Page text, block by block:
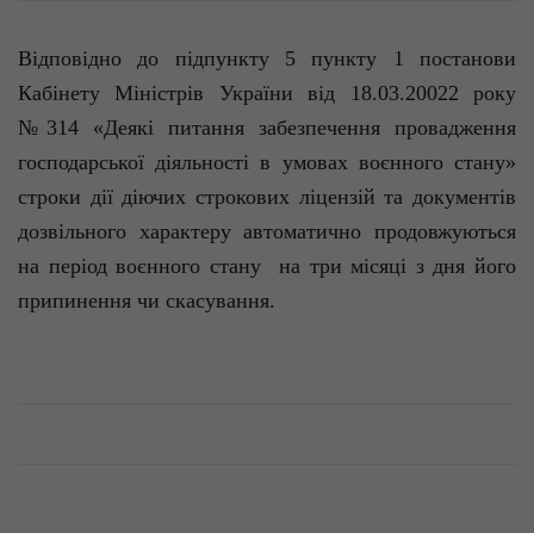
Відповідно до підпункту 5 пункту 1 постанови
Кабінету Міністрів України від 18.03.20022 року
№314 «Деякі питання забезпечення провадження
господарської діяльності в умовах воєнного стану»
строки дії діючих строкових ліцензій та документів
дозвільного характеру автоматично продовжуються
на період воєнного стану на три місяці з дня його
припинення чи скасування.